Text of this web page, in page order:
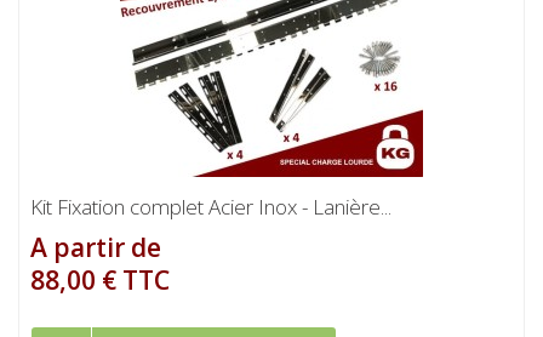
Kit Fixation complet Acier Inox - Lanière...
A partir de
88,00 € TTC